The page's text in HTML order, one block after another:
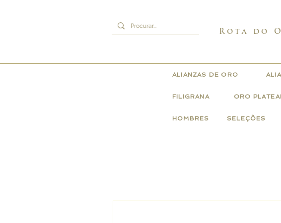
Rota do
ALIANZAS DE ORO
FILIGRANA ORO
HOMBRES SELEÇÕES